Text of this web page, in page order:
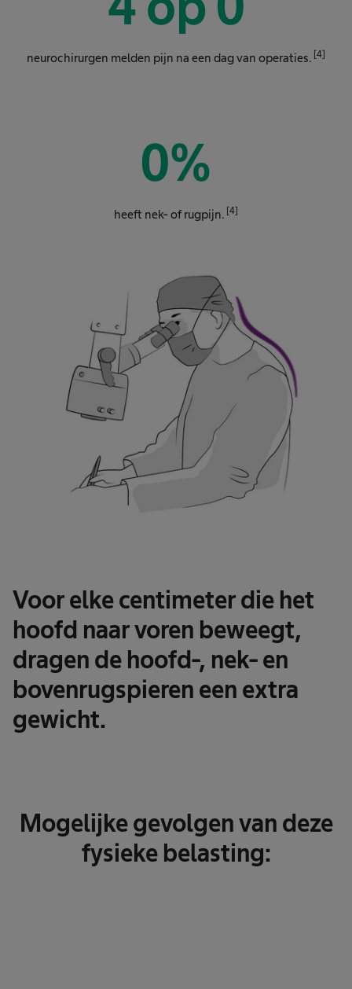
neurochirurgen melden pijn na een dag van operaties. [4]
0%
heeft nek- of rugpijn. [4]
Voor elke centimeter die het
hoofd naar voren beweegt,
dragen de hoofd-, nek- en
bovenrugspieren een extra
gewicht.
Mogelijke gevolgen van deze
fysieke belasting: